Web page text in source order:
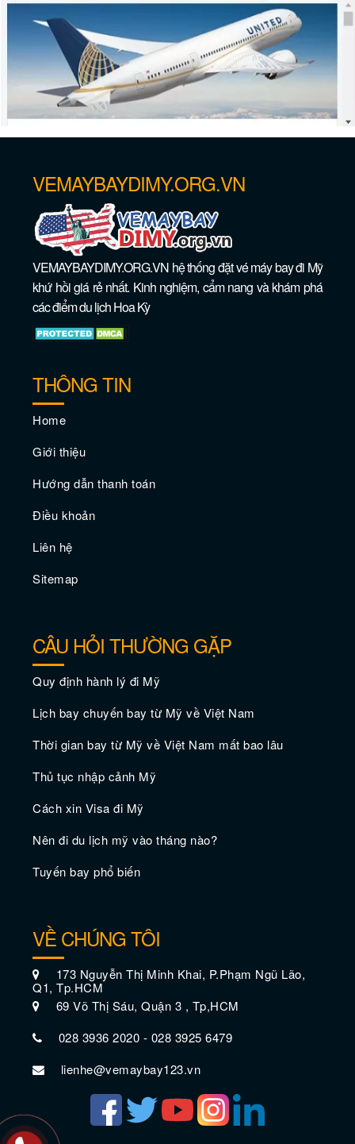
VEMAYBAYDIMY.ORG.VN
VEMAYBAYDIMY.ORG.VN hệ thống đặt vé máy bay đi Mỹ
khứ hồi giá rẻ nhất. Kinh nghiệm, cẩm nang và khám phá
các điểm du lịch Hoa Kỳ
THÔNG TIN
Home
Giới thiệu
Hướng dẫn thanh toán
Điều khoản
Liên hệ
Sitemap
CÂU HỎI THƯỜNG GẶP
Quy định hành lý đi Mỹ
Lịch bay chuyến bay từ Mỹ về Việt Nam
Thời gian bay từ Mỹ về Việt Nam mất bao lâu
Thủ tục nhập cảnh Mỹ
Cách xin Visa đi Mỹ
Nên đi du lịch mỹ vào tháng nào?
Tuyến bay phổ biến
VỀ CHÚNG TÔI
173 Nguyễn Thị Minh Khai, P.Phạm Ngũ Lão,
Q1, Tp.HCM
69 Võ Thị Sáu, Quận 3 , Tp,HCM
028 3936 2020 - 028 3925 6479
lienhe@vemaybay123.vn